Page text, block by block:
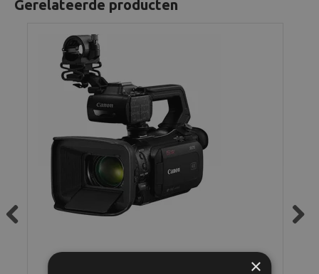
Gerelateerde producten
×